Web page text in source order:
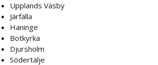
Upplands Väsby
Järfälla
Haninge
Botkyrka
Djursholm
Södertälje